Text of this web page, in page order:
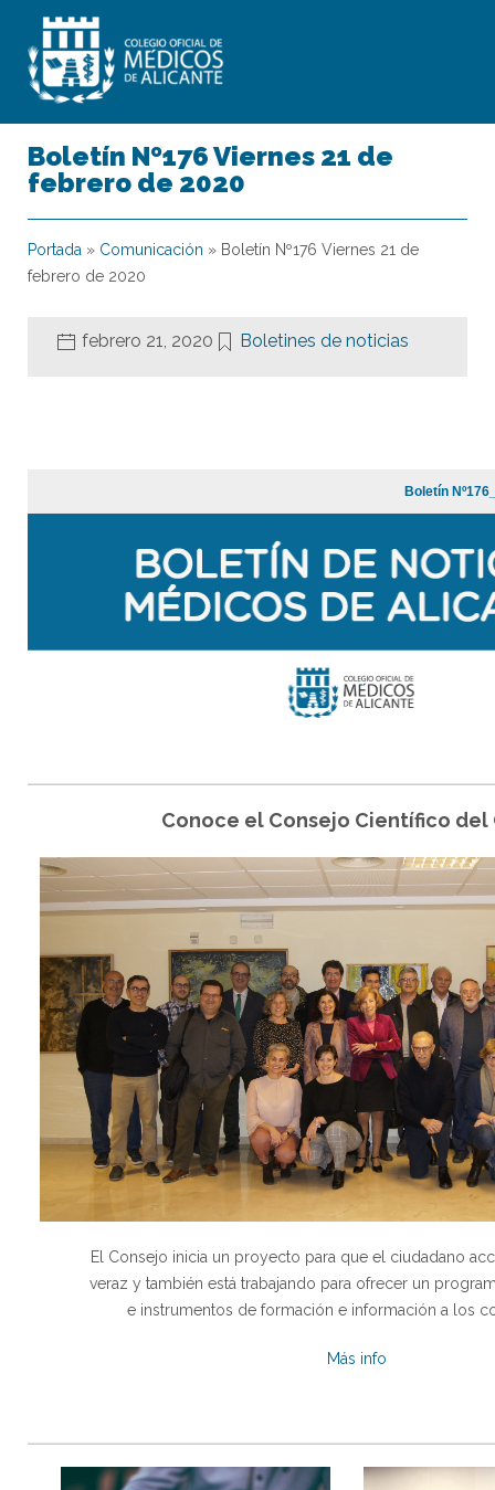
Boletín Nº176 Viernes 21 de
febrero de 2020
Portada » Comunicación » Boletín Nº176 Viernes 21 de
febrero de 2020
febrero 21, 2020 Boletines de noticias
Boletín
Conoce el Consejo Científico del
El Consejo inicia un proyecto para que el ciudadano
veraz y también está trabajando para ofrecer un
e instrumentos de formación e información a los
Más info